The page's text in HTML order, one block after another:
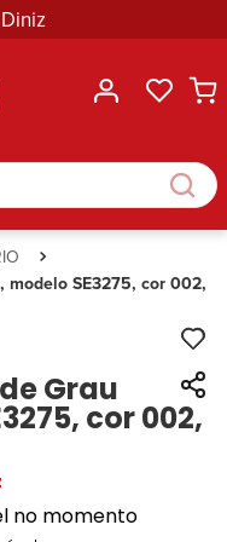
modelo SE3275, cor 002,
Grau
cor 002,
no momento